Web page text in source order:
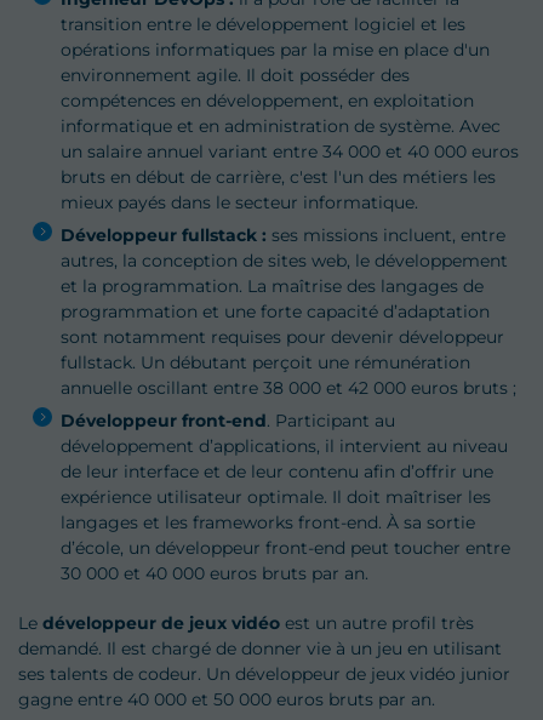
transition entre le développement logiciel et les
opérations informatiques par la mise en place d'un
environnement agile. Il doit posséder des
compétences en développement, en exploitation
informatique et en administration de système. Avec
un salaire annuel variant entre 34 000 et 40 000 euros
bruts en début de carrière, c'est l'un des métiers les
mieux payés dans le secteur informatique.
Développeur fullstack : ses missions incluent, entre
autres, la conception de sites web, le développement
et la programmation. La maîtrise des langages de
programmation et une forte capacité d’adaptation
sont notamment requises pour devenir développeur
fullstack. Un débutant perçoit une rémunération
annuelle oscillant entre 38 000 et 42 000 euros bruts ;
Développeur front-end. Participant au
développement d’applications, il intervient au niveau
de leur interface et de leur contenu afin d’offrir une
expérience utilisateur optimale. Il doit maîtriser les
langages et les frameworks front-end. À sa sortie
d’école, un développeur front-end peut toucher entre
30 000 et 40 000 euros bruts par an.
Le développeur de jeux vidéo est un autre profil très
demandé. Il est chargé de donner vie à un jeu en utilisant
ses talents de codeur. Un développeur de jeux vidéo junior
gagne entre 40 000 et 50 000 euros bruts par an.